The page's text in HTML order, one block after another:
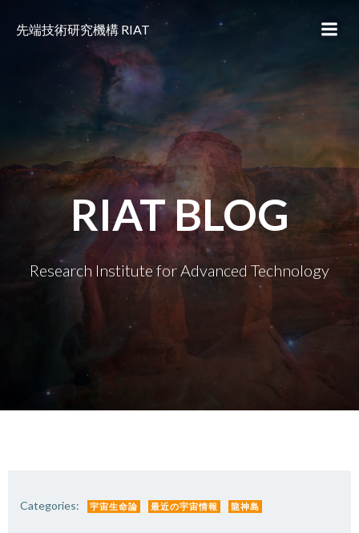
ス
キ
ッ
プ
先端技術研究機構 RIAT
RIAT BLOG
Research Institute for Advanced Technology
Categories: 宇宙生命論 最近の宇宙情報 龍神島